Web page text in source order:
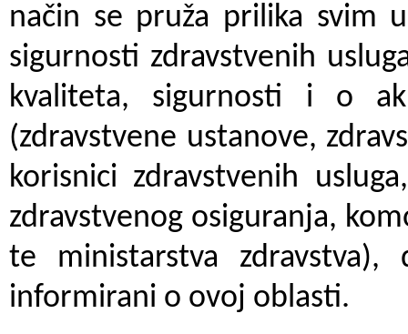
način se pruža prilika svim
sigurnosti zdravstvenih
kvaliteta, sigurnosti i o
(zdravstvene ustanove,
korisnici zdravstvenih
zdravstvenog osiguranja,
te ministarstva
informirani o ovoj oblasti.